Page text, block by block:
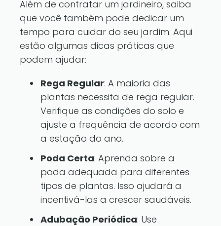
Além de contratar um jardineiro, saiba
que você também pode dedicar um
tempo para cuidar do seu jardim. Aqui
estão algumas dicas práticas que
podem ajudar:
Rega Regular: A maioria das
plantas necessita de rega regular.
Verifique as condições do solo e
ajuste a frequência de acordo com
a estação do ano.
Poda Certa: Aprenda sobre a
poda adequada para diferentes
tipos de plantas. Isso ajudará a
incentivá-las a crescer saudáveis.
Adubação Periódica: Use